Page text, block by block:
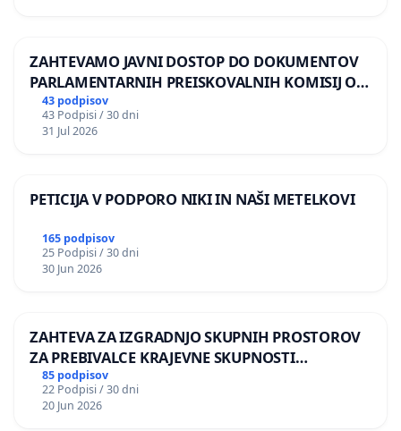
ZAHTEVAMO JAVNI DOSTOP DO DOKUMENTOV
PARLAMENTARNIH PREISKOVALNIH KOMISIJ O
ILEGALNI TRGOVINI Z OROŽJEM
43 podpisov
43 Podpisi / 30 dni
31 Jul 2026
PETICIJA V PODPORO NIKI IN NAŠI METELKOVI
165 podpisov
25 Podpisi / 30 dni
30 Jun 2026
ZAHTEVA ZA IZGRADNJO SKUPNIH PROSTOROV
ZA PREBIVALCE KRAJEVNE SKUPNOSTI
PRESTRANEK
85 podpisov
22 Podpisi / 30 dni
20 Jun 2026